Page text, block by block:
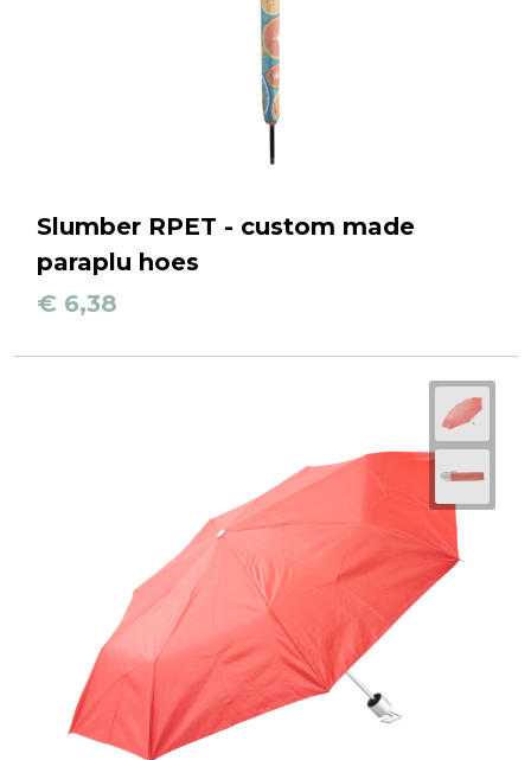
Slumber RPET - custom made
paraplu hoes
€ 6,38